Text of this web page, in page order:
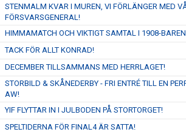
STENMALM KVAR I MUREN, VI FÖRLÄNGER MED
FÖRSVARSGENERAL!
HIMMAMATCH OCH VIKTIGT SAMTAL I 1908-
TACK FÖR ALLT KONRAD!
DECEMBER TILLSAMMANS MED HERRLAGET!
STORBILD & SKÅNEDERBY - FRI ENTRÉ TILL EN
AW!
YIF FLYTTAR IN I JULBODEN PÅ STORTORGET!
SPELTIDERNA FÖR FINAL4 ÄR SATTA!